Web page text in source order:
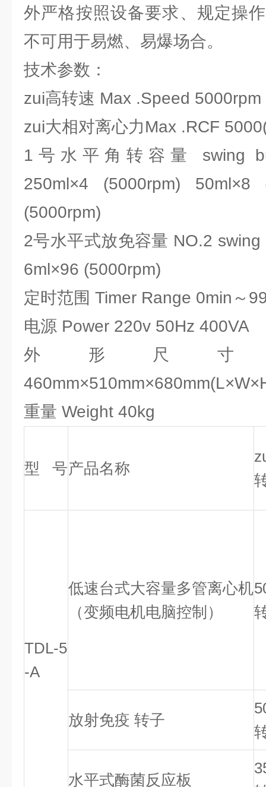
外严格按照设备要求、规定操
不可用于易燃、易爆场合。
技术参数：
zui高转速 Max .Speed 5000rpm
zui大相对离心力Max .RCF
1号水平角转容量 swing
250ml×4 (5000rpm) 50ml×8
(5000rpm)
2号水平式放免容量 NO.2
6ml×96 (5000rpm)
定时范围 Timer Range 0min～
电源 Power 220v 50Hz 400VA
外形尺寸
重量 Weight 40kg
型 号产品名称
TDL-5
-A
低速台式大容量多管离心机
（变频电机电脑控制）
放射免疫 转子
水平式酶菌反应板